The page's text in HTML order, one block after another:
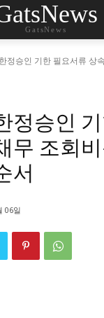
GatsNews
정승인 기한 필요서류 상
정승인
무 조회
서
06일